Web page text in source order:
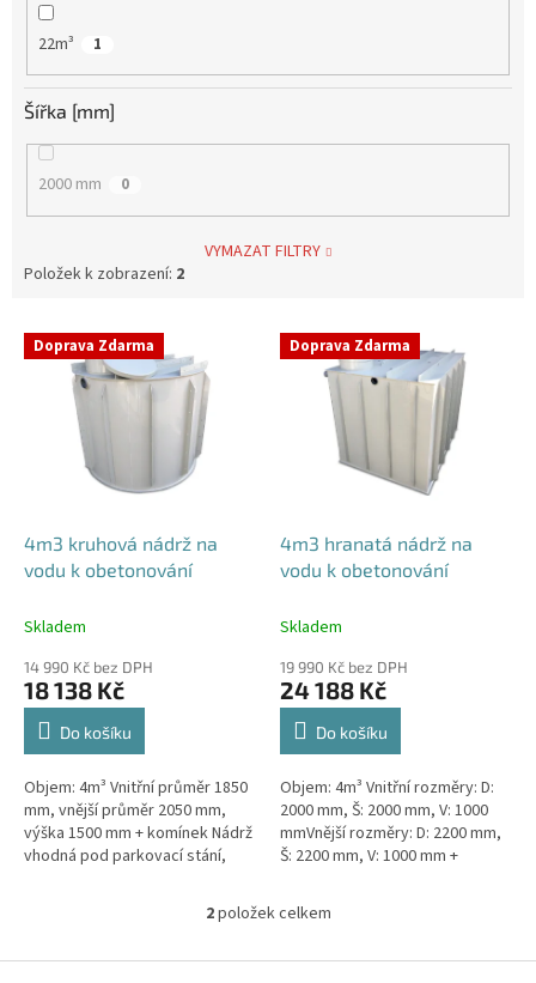
22m³ 1
Šířka [mm]
2000 mm 0
VYMAZAT FILTRY
Položek k zobrazení: 2
V Doprava Zdarma
4m3 kruhová nádrž na
vodu k obetonování
Skladem
14 990 Kč bez DPH
18 138 Kč
Do košíku
Objem: 4m³ Vnitřní průměr 1850
mm, vnější průměr 2050 mm,
výška 1500 mm + komínek Nádrž
vhodná pod parkovací stání,
umístění přítoku/ů, odtoku/ů...
Doprava Zdarma
4m3 hranatá nádrž na
vodu k obetonování
Skladem
19 990 Kč bez DPH
24 188 Kč
Do košíku
Objem: 4m³ Vnitřní rozměry: D:
2000 mm, Š: 2000 mm, V: 1000
mmVnější rozměry: D: 2200 mm,
Š: 2200 mm, V: 1000 mm +
parkovací stání, komunikace i
terasy...
O
l
2položek celkem